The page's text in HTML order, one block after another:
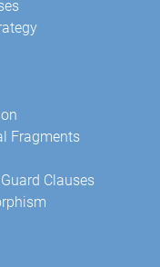
Fragments
Clauses